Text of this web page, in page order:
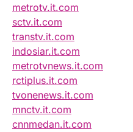
metrotv.it.com
sctv.it.com
transtv.it.com
indosiar.it.com
metrotvnews.it.com
rctiplus.it.com
tvonenews.it.com
mnctv.it.com
cnnmedan.it.com